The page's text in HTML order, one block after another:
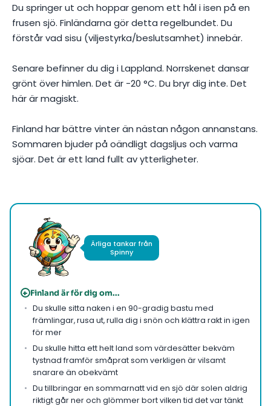
Du springer ut och hoppar genom ett hål i isen på en
frusen sjö. Finländarna gör detta regelbundet. Du
förstår vad sisu (viljestyrka/beslutsamhet) innebär.
Senare befinner du dig i Lappland. Norrskenet dansar
grönt över himlen. Det är -20 °C. Du bryr dig inte. Det
här är magiskt.
Finland har bättre vinter än nästan någon annanstans.
Sommaren bjuder på oändligt dagsljus och varma
sjöar. Det är ett land fullt av ytterligheter.
Ärliga tankar från
Spinny
+ Finland är för dig om...
Du skulle sitta naken i en 90-gradig bastu med
främlingar, rusa ut, rulla dig i snön och klättra rakt in igen
för mer
Du skulle hitta ett helt land som värdesätter bekväm
tystnad framför småprat som verkligen är vilsamt
snarare än obekvämt
Du tillbringar en sommarnatt vid en sjö där solen aldrig
riktigt går ner och glömmer bort vilken tid det var tänkt